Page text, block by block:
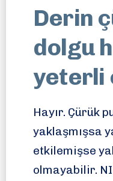
Derin
dolgu
yeterli
Hayır. Çürük
yaklaşmışsa
etkilemişse
olmayabilir.